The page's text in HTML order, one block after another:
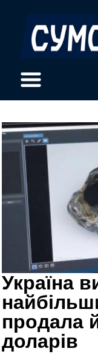
Україна
продала
доларів